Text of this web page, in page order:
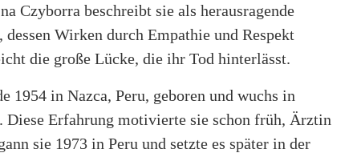
Czyborra beschreibt sie als herausragende
Wirken durch Empathie und Respekt
die große Lücke, die ihr Tod hinterlässt.
1954 in Nazca, Peru, geboren und wuchs in
Diese Erfahrung motivierte sie schon früh, Ärztin
sie 1973 in Peru und setzte es später in der